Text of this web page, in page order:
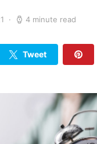
4 minute read
Tweet